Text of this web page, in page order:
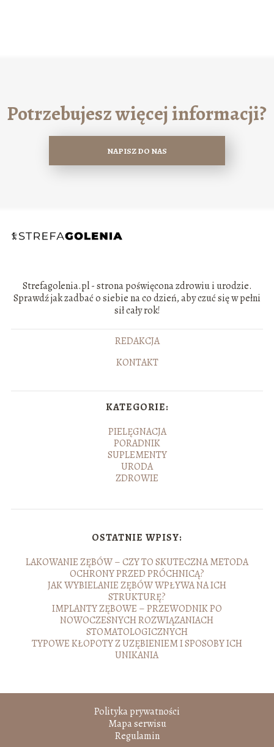
Potrzebujesz więcej informacji?
NAPISZ DO NAS
Strefagolenia.pl - strona poświęcona zdrowiu i urodzie.
Sprawdź jak zadbać o siebie na co dzień, aby czuć się w pełni
sił cały rok!
REDAKCJA
KONTAKT
KATEGORIE:
PIELĘGNACJA
PORADNIK
SUPLEMENTY
URODA
ZDROWIE
OSTATNIE WPISY:
LAKOWANIE ZĘBÓW – CZY TO SKUTECZNA METODA
OCHRONY PRZED PRÓCHNICĄ?
JAK WYBIELANIE ZĘBÓW WPŁYWA NA ICH
STRUKTURĘ?
IMPLANTY ZĘBOWE – PRZEWODNIK PO
NOWOCZESNYCH ROZWIĄZANIACH
STOMATOLOGICZNYCH
TYPOWE KŁOPOTY Z UZĘBIENIEM I SPOSOBY ICH
UNIKANIA
Polityka prywatności
Mapa serwisu
Regulamin